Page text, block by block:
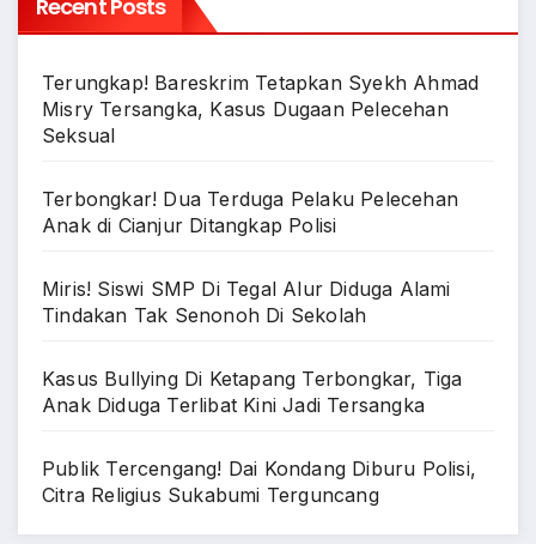
Recent Posts
Terungkap! Bareskrim Tetapkan Syekh Ahmad
Misry Tersangka, Kasus Dugaan Pelecehan
Seksual
Terbongkar! Dua Terduga Pelaku Pelecehan
Anak di Cianjur Ditangkap Polisi
Miris! Siswi SMP Di Tegal Alur Diduga Alami
Tindakan Tak Senonoh Di Sekolah
Kasus Bullying Di Ketapang Terbongkar, Tiga
Anak Diduga Terlibat Kini Jadi Tersangka
Publik Tercengang! Dai Kondang Diburu Polisi,
Citra Religius Sukabumi Terguncang